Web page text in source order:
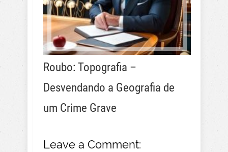
Roubo: Topografia –
Desvendando a Geografia de
um Crime Grave
Leave a Comment: